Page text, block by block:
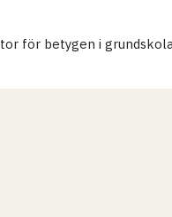
för betygen i